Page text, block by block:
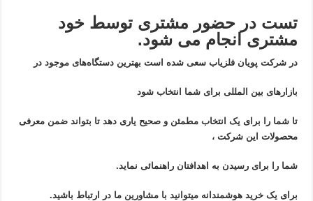
تست در حضور مشتری توسط خود
مشتری انجام می شود.
در شرکت پویان فلزیاب سعی شده است بهترین دستگاه‌های موجود در
بازار‌های بین المللی برای شما انتخاب شود
تا شما را برای یک انتخاب مطمئن و صحیح یاری دهد تا بتواند ضمن معرفی
محصولات این شرکت ،
شما را برای رسیدن به اهدافتان راهنمائی نماید.
برای یک خرید هوشمندانه میتوانید با مشاورین ما در ارتباط باشید.